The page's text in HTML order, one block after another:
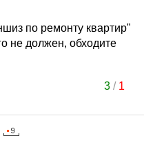
по ремонту квартир"
не должен, обходите
3/ 1